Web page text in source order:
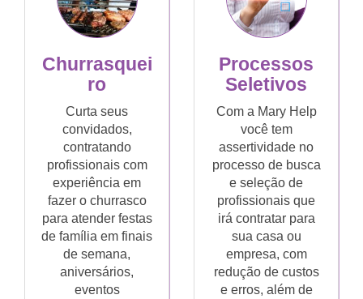
Churrasquei
ro
Curta seus
convidados,
contratando
profissionais com
experiência em
fazer o churrasco
para atender festas
de família em finais
de semana,
aniversários,
eventos
Processos
Seletivos
Com a Mary Help
você tem
assertividade no
processo de busca
e seleção de
profissionais que
irá contratar para
sua casa ou
empresa, com
redução de custos
e erros, além de